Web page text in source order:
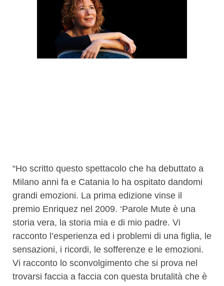
“Ho scritto questo spettacolo che ha debuttato a
Milano anni fa e Catania lo ha ospitato dandomi
grandi emozioni. La prima edizione vinse il
premio Enriquez nel 2009. ‘Parole Mute è una
storia vera, la storia mia e di mio padre. Vi
racconto l’esperienza ed i problemi di una figlia, le
sensazioni, i ricordi, le sofferenze e le emozioni.
Vi racconto lo sconvolgimento che si prova nel
trovarsi faccia a faccia con questa brutalità che è